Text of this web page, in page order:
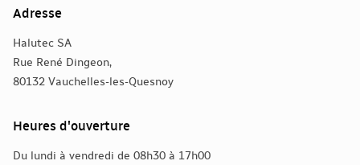
Adresse
Halutec SA
Rue René Dingeon,
80132 Vauchelles-les-Quesnoy
Heures d'ouverture
Du lundi à vendredi de 08h30 à 17h00